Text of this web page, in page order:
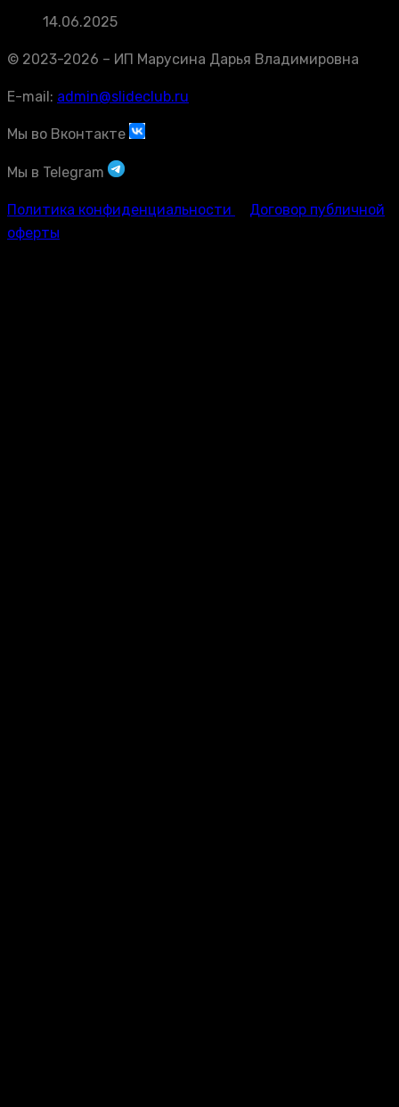
14.06.2025
© 2023-2026 – ИП Марусина Дарья Владимировна
E-mail: admin@slideclub.ru
Мы во Вконтакте
Мы в Telegram
Политика конфиденциальности
Договор публичной
оферты